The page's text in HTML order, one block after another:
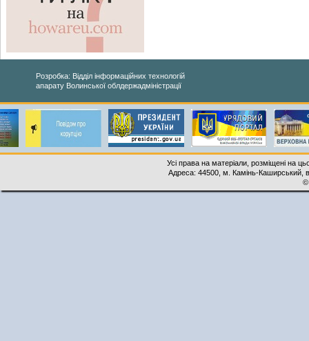
Розробка: Відділ інформаційних технологій
апарату Волинської облдержадміністрації
Усі права на матеріали, розміщені на
Адреса: 44500, м. Камінь-Каширський,
©